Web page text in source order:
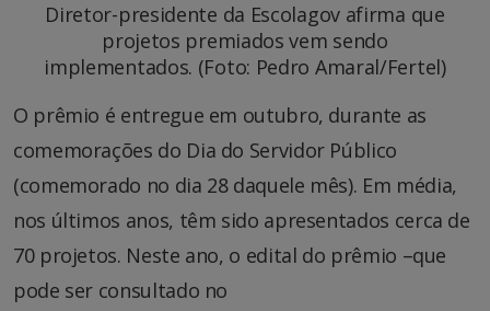
Diretor-presidente da Escolagov afirma que
projetos premiados vem sendo
implementados. (Foto: Pedro Amaral/Fertel)
O prêmio é entregue em outubro, durante as
comemorações do Dia do Servidor Público
(comemorado no dia 28 daquele mês). Em média,
nos últimos anos, têm sido apresentados cerca de
70 projetos. Neste ano, o edital do prêmio –que
pode ser consultado no